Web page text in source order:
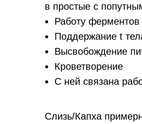
в простые с
Работу ферментов
Поддержание t
Высвобождение
Кроветворение
С ней связана
Слизь/Капха